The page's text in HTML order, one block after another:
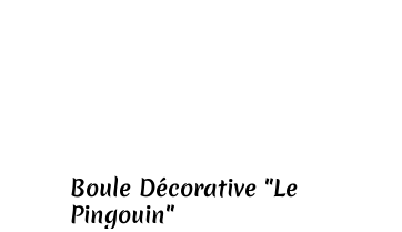
Boule Décorative "Le
Pingouin"